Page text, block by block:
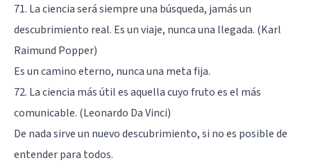
71. La ciencia será siempre una búsqueda, jamás un
descubrimiento real. Es un viaje, nunca una llegada. (Karl
Raimund Popper)
Es un camino eterno, nunca una meta fija.
72. La ciencia más útil es aquella cuyo fruto es el más
comunicable. (Leonardo Da Vinci)
De nada sirve un nuevo descubrimiento, si no es posible de
entender para todos.